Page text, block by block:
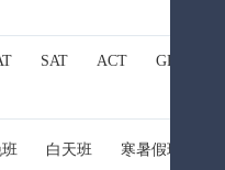
SAT ACT GRE
白天班 寒暑假班